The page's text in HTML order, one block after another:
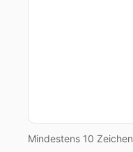
Mindestens 10 Zeichen